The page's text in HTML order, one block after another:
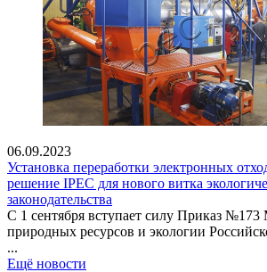
06.09.2023
Установка переработки электронных
решение IPEC для нового витка
законодательства
С 1 сентября вступает силу Приказ №173
природных ресурсов и экологии
...
Ещё новости